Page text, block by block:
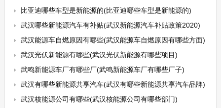
比亚迪哪些车型是新能源的(比亚迪哪些车型是新能源的)
武汉哪些新能源汽车有补贴(武汉新能源汽车补贴政策2020)
武汉能源车自燃原因有哪些(武汉能源车自燃原因有哪些方面)
武汉光伏新能源有哪些(武汉光伏新能源有哪些项目)
武鸣新能源车厂有哪些厂(武鸣新能源车厂有哪些厂子)
武汉有哪些新能源共享汽车(武汉有哪些新能源共享汽车品牌)
武汉核能源公司有哪些(武汉核能源公司有哪些部门)